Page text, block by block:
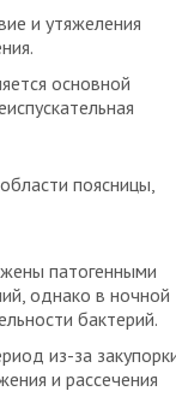
и утяжеления
основной
поясницы,
патогенными
однако в ночной
бактерий.
из-за
и рассечения